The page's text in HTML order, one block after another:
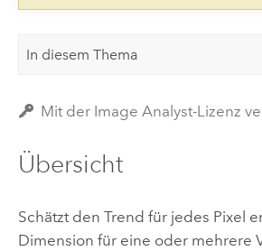
In diesem Thema
Mit der Image Analyst-Lizenz
Übersicht
Schätzt den Trend für jedes Pixel
Dimension für eine oder mehrere